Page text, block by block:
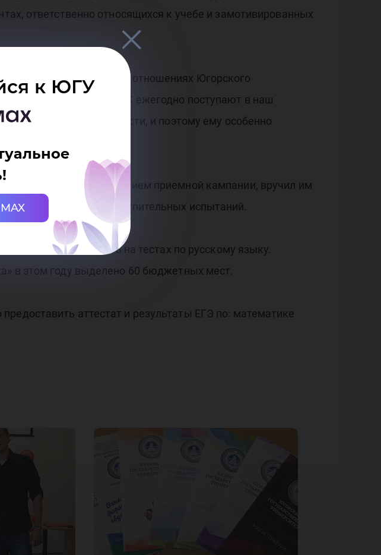
к ЮГУ
ответственно относящихся к учебе и замотивированных
о давних партнерских отношениях Югорского
что выпускники ХМТПК ежегодно поступают в наш
по этой специальности, и поэтому ему особенно
университете.
ребят с открытием приемной кампании, вручил им
успешной сдачи вступительных испытаний.
не подкачать на тестах по русскому языку.
в этом году выделено 60 бюджетных мест.
аттестат и результаты ЕГЭ по: математике